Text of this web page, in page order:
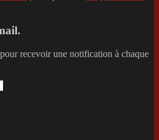
recevoir une notification à chaque